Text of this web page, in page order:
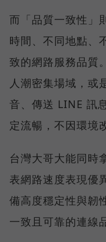
而「品質一致性」
時間、不同地點、
致的網路服務品質
人潮密集場域，或
音、傳送 LINE 訊
定流暢，不因環境
台灣大哥大能同時
表網路速度表現優
備高度穩定性與韌
一致且可靠的連線